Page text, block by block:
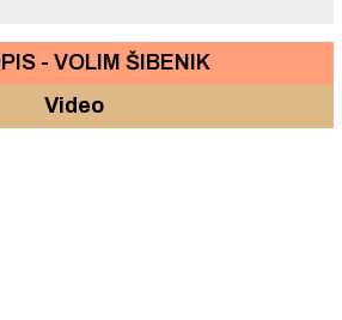
- VOLIM ŠIBENIK
Video